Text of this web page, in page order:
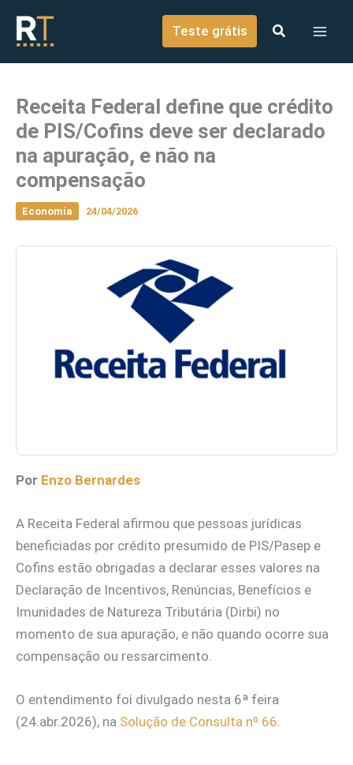
conteúdo
Teste grátis
Receita Federal define que crédito
de PIS/Cofins deve ser declarado
na apuração, e não na
compensação
Economia 24/04/2026
Por Enzo Bernardes
A Receita Federal afirmou que pessoas jurídicas
beneficiadas por crédito presumido de PIS/Pasep e
Cofins estão obrigadas a declarar esses valores na
Declaração de Incentivos, Renúncias, Benefícios e
Imunidades de Natureza Tributária (Dirbi) no
momento de sua apuração, e não quando ocorre sua
compensação ou ressarcimento.
O entendimento foi divulgado nesta 6ª feira
(24.abr.2026), na Solução de Consulta nº 66.